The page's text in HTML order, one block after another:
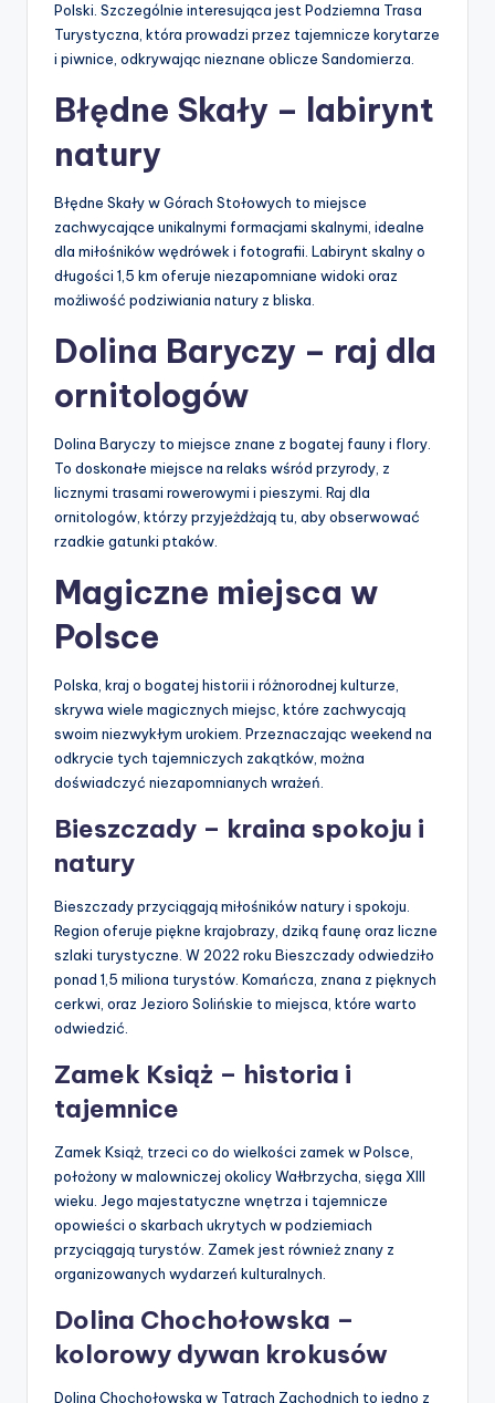
Polski. Szczególnie interesująca jest Podziemna Trasa
Turystyczna, która prowadzi przez tajemnicze korytarze
i piwnice, odkrywając nieznane oblicze Sandomierza.
Błędne Skały – labirynt
natury
Błędne Skały w Górach Stołowych to miejsce
zachwycające unikalnymi formacjami skalnymi, idealne
dla miłośników wędrówek i fotografii. Labirynt skalny o
długości 1,5 km oferuje niezapomniane widoki oraz
możliwość podziwiania natury z bliska.
Dolina Baryczy – raj dla
ornitologów
Dolina Baryczy to miejsce znane z bogatej fauny i flory.
To doskonałe miejsce na relaks wśród przyrody, z
licznymi trasami rowerowymi i pieszymi. Raj dla
ornitologów, którzy przyjeżdżają tu, aby obserwować
rzadkie gatunki ptaków.
Magiczne miejsca w
Polsce
Polska, kraj o bogatej historii i różnorodnej kulturze,
skrywa wiele magicznych miejsc, które zachwycają
swoim niezwykłym urokiem. Przeznaczając weekend na
odkrycie tych tajemniczych zakątków, można
doświadczyć niezapomnianych wrażeń.
Bieszczady – kraina spokoju i
natury
Bieszczady przyciągają miłośników natury i spokoju.
Region oferuje piękne krajobrazy, dziką faunę oraz liczne
szlaki turystyczne. W 2022 roku Bieszczady odwiedziło
ponad 1,5 miliona turystów. Komańcza, znana z pięknych
cerkwi, oraz Jezioro Solińskie to miejsca, które warto
odwiedzić.
Zamek Książ – historia i
tajemnice
Zamek Książ, trzeci co do wielkości zamek w Polsce,
położony w malowniczej okolicy Wałbrzycha, sięga XIII
wieku. Jego majestatyczne wnętrza i tajemnicze
opowieści o skarbach ukrytych w podziemiach
przyciągają turystów. Zamek jest również znany z
organizowanych wydarzeń kulturalnych.
Dolina Chochołowska –
kolorowy dywan krokusów
Dolina Chochołowska w Tatrach Zachodnich to jedno z